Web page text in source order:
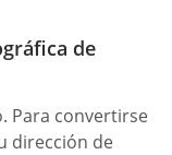
de
Para convertirse
dirección de